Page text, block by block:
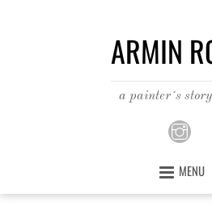
ARMIN
a painter´s
MENU